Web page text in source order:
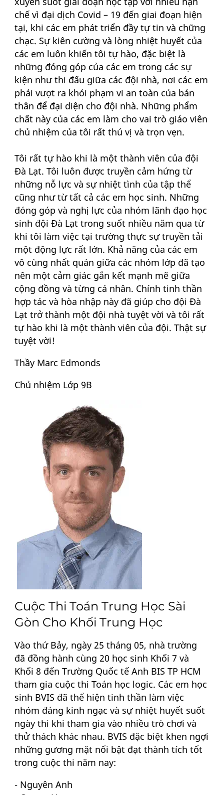
chế vì đại dịch Covid – 19 đến giai đoạn hiện
tại, khi các em phát triển đầy tự tin và chững
chạc. Sự kiên cường và lòng nhiệt huyết của
các em luôn khiến tôi tự hào, đặc biệt là
những đóng góp của các em trong các sự
kiện như thi đấu giữa các đội nhà, nơi các em
phải vượt ra khỏi phạm vi an toàn của bản
thân để đại diện cho đội nhà. Những phẩm
chất này của các em làm cho vai trò giáo viên
chủ nhiệm của tôi rất thú vị và trọn vẹn.
Tôi rất tự hào khi là một thành viên của đội
Đà Lạt. Tôi luôn được truyền cảm hứng từ
những nỗ lực và sự nhiệt tình của tập thể
cũng như từ tất cả các em học sinh. Những
đóng góp và nghị lực của nhóm lãnh đạo học
sinh đội Đà Lạt trong suốt nhiều năm qua từ
khi tôi làm việc tại trường thực sự truyền tải
một động lực rất lớn. Khả năng của các em
vô cùng nhất quán giữa các nhóm lớp đã tạo
nên một cảm giác gắn kết mạnh mẽ giữa
cộng đồng và từng cá nhân. Chính tinh thần
hợp tác và hòa nhập này đã giúp cho đội Đà
Lạt trở thành một đội nhà tuyệt vời và tôi rất
tự hào khi là một thành viên của đội. Thật sự
tuyệt vời!
Thầy Marc Edmonds
Chủ nhiệm Lớp 9B
Cuộc Thi Toán Trung Học Sài
Gòn Cho Khối Trung Học
Vào thứ Bảy, ngày 25 tháng 05, nhà trường
đã đồng hành cùng 20 học sinh Khối 7 và
Khối 8 đến Trường Quốc tế Anh BIS TP HCM
tham gia cuộc thi Toán học logic. Các em học
sinh BVIS đã thể hiện tinh thần làm việc
nhóm đáng kinh ngạc và sự nhiệt huyết suốt
ngày thi khi tham gia vào nhiều trò chơi và
thử thách khác nhau. BVIS đặc biệt khen ngợi
những gương mặt nổi bật đạt thành tích tốt
trong cuộc thi năm nay:
- Nguyên Anh